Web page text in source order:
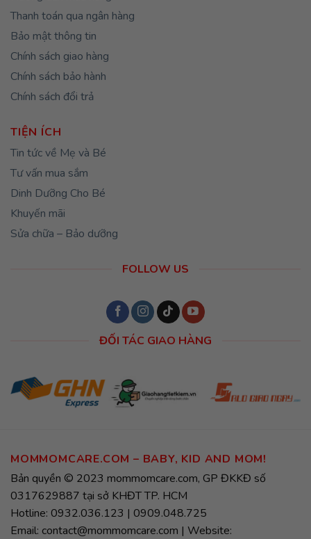
Thanh toán qua ngân hàng
Bảo mật thông tin
Chính sách giao hàng
Chính sách bảo hành
Chính sách đổi trả
TIỆN ÍCH
Tin tức về Mẹ và Bé
Tư vấn mua sắm
Dinh Dưỡng Cho Bé
Khuyến mãi
Sửa chữa – Bảo dưỡng
FOLLOW US
ĐỐI TÁC GIAO HÀNG
MOMMOMCARE.COM – BABY, KID AND MOM!
Bản quyền © 2023 mommomcare.com, GP ĐKKĐ số
0317629887 tại sở KHĐT TP. HCM
Hotline: 0932.036.123 | 0909.048.725
Email: contact@mommomcare.com | Website: